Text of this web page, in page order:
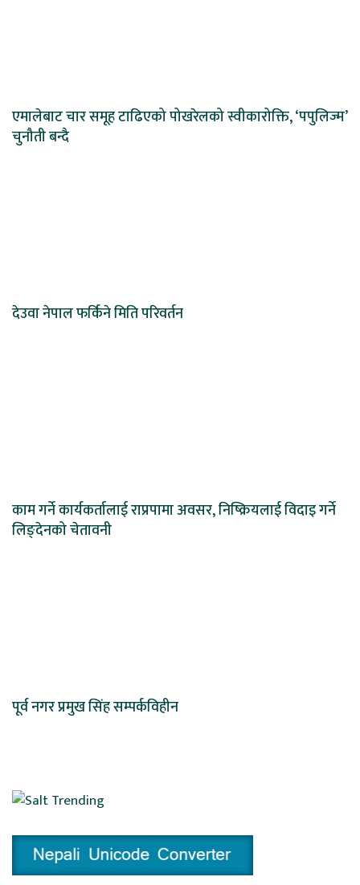
एमालेबाट चार समूह टाढिएको पोखरेलको स्वीकारोक्ति, ‘पपुलिज्म’
चुनौती बन्दै
देउवा नेपाल फर्किने मिति परिवर्तन
काम गर्ने कार्यकर्तालाई राप्रपामा अवसर, निष्क्रियलाई विदाइ गर्ने
लिङ्देनको चेतावनी
पूर्व नगर प्रमुख सिंह सम्पर्कविहीन